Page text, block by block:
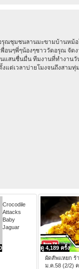
รุณชุมชนลานมะขามบ้านหม้
อนๆพี่ๆน้องๆชาววัดอรุณ จัด
แสนชื่นมื่น ทีมงานที่ทำงาน
แต่เวลาบ่ายโมงจนถึงสามทุ่
Crocodile
Attacks
Baby
Jaguar
ดู 4,189 ครั้ง
ผัดสัพแหยก ร้
ม.ค.58 (2/2)